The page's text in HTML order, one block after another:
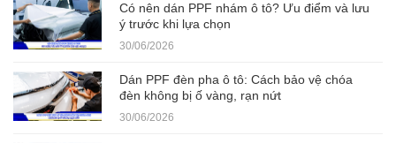
Có nên dán PPF nhám ô tô? Ưu điểm và lưu
ý trước khi lựa chọn
30/06/2026
Dán PPF đèn pha ô tô: Cách bảo vệ chóa
đèn không bị ố vàng, rạn nứt
30/06/2026